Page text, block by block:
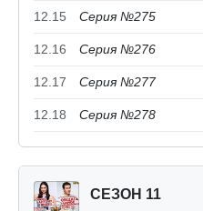
12.15 Серия №275
12.16 Серия №276
12.17 Серия №277
12.18 Серия №278
СЕЗОН 11